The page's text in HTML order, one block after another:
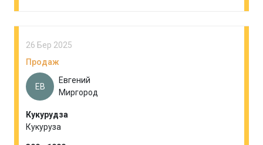
26 Бер 2025
Продаж
ЕВ
Евгений
Миргород
Кукурудза
Кукуруза